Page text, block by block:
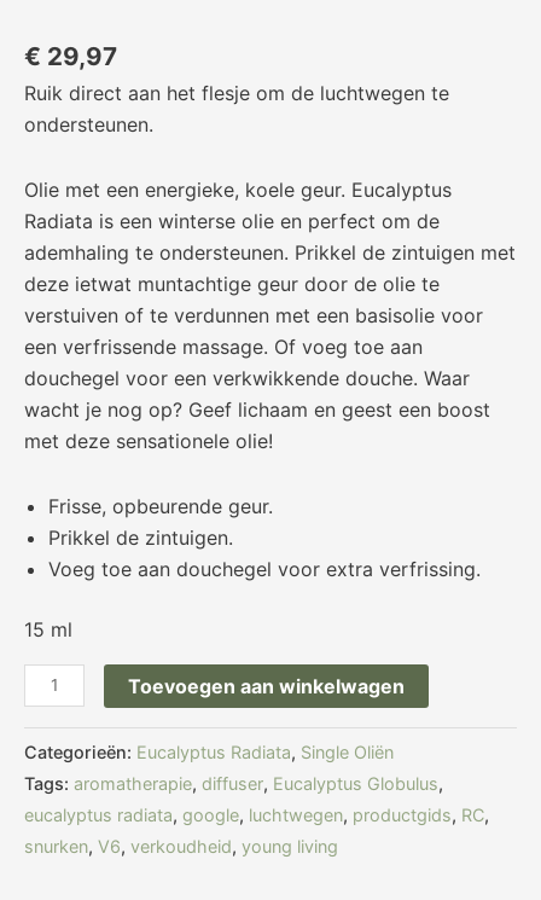
€ 29,97
Ruik direct aan het flesje om de luchtwegen te
ondersteunen.
Olie met een energieke, koele geur. Eucalyptus
Radiata is een winterse olie en perfect om de
ademhaling te ondersteunen. Prikkel de zintuigen met
deze ietwat muntachtige geur door de olie te
verstuiven of te verdunnen met een basisolie voor
een verfrissende massage. Of voeg toe aan
douchegel voor een verkwikkende douche. Waar
wacht je nog op? Geef lichaam en geest een boost
met deze sensationele olie!
Frisse, opbeurende geur.
Prikkel de zintuigen.
Voeg toe aan douchegel voor extra verfrissing.
15 ml
Toevoegen aan winkelwagen
Categorieën: Eucalyptus Radiata, Single Oliën
Tags: aromatherapie, diffuser, Eucalyptus Globulus,
eucalyptus radiata, google, luchtwegen, productgids, RC,
snurken, V6, verkoudheid, young living